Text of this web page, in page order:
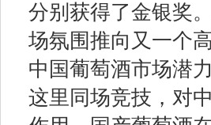
分别获得了金银奖
场氛围推向又一个
中国葡萄酒市场潜
这里同场竞技，对